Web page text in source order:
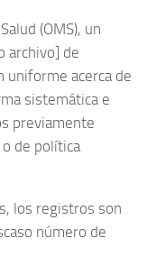
(OMS), un
archivo] de
uniforme acerca de
sistemática e
previamente
de política
los registros son
número de